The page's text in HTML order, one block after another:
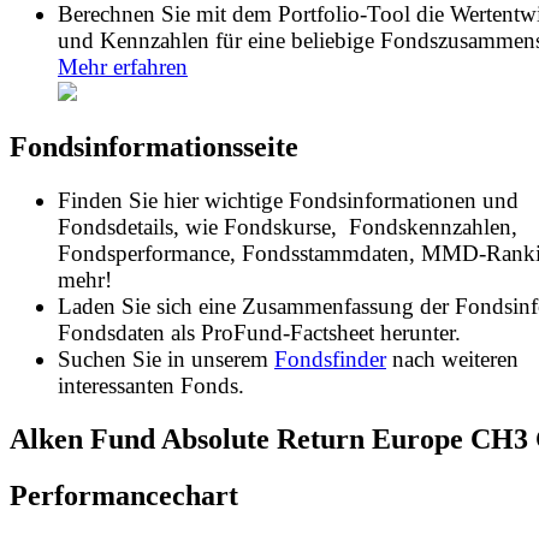
Berechnen Sie mit dem Portfolio-Tool die
und Kennzahlen für eine beliebige
Mehr erfahren
Fondsinformationsseite
Finden Sie hier wichtige Fondsinformationen und
Fondsdetails, wie Fondskurse, Fondskennzahlen,
Fondsperformance, Fondsstammdaten, MMD-
mehr!
Laden Sie sich eine Zusammenfassung der
Fondsdaten als ProFund-Factsheet herunter.
Suchen Sie in unserem Fondsfindernach weiteren
interessanten Fonds.
Alken Fund Absolute Return Europe CH3
Performancechart